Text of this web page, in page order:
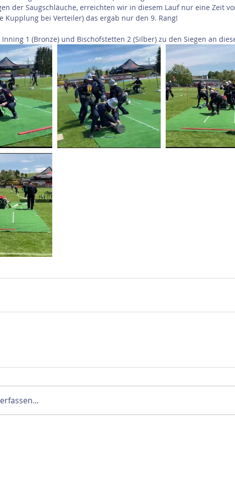
der Saugschläuche, erreichten wir in diesem Lauf nur eine Zeit
Kupplung bei Verteiler) das ergab nur den 9. Rang!
1 (Bronze) und Bischofstetten 2 (Silber) zu den Siegen an